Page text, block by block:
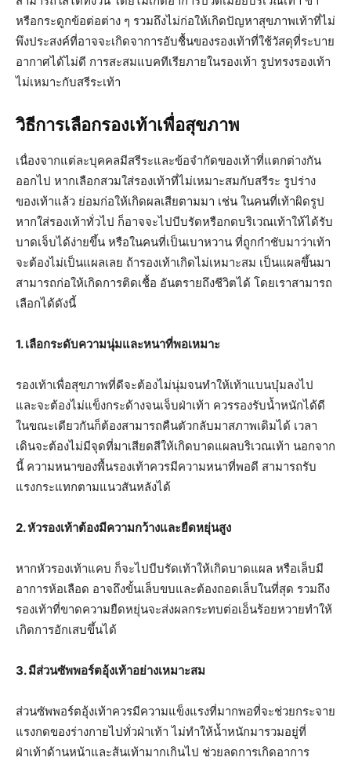
หรือกระดูกข้อต่อต่าง ๆ รวมถึงไม่ก่อให้เกิดปัญหาสุขภาพเท้าที่ไม่
พึงประสงค์ที่อาจจะเกิดจาการอับชื้นของรองเท้าที่ใช้วัสดุที่ระบาย
อากาศได้ไม่ดี การสะสมแบคทีเรียภายในรองเท้า รูปทรงรองเท้า
ไม่เหมาะกับสรีระเท้า
วิธีการเลือกรองเท้าเพื่อสุขภาพ
เนื่องจากแต่ละบุคคลมีสรีระและข้อจำกัดของเท้าที่แตกต่างกัน
ออกไป หากเลือกสวมใส่รองเท้าที่ไม่เหมาะสมกับสรีระ รูปร่าง
ของเท้าแล้ว ย่อมก่อให้เกิดผลเสียตามมา เช่น ในคนที่เท้าผิดรูป
หากใส่รองเท้าทั่วไป ก็อาจจะไปบีบรัดหรือกดบริเวณเท้าให้ได้รับ
บาดเจ็บได้ง่ายขึ้น หรือในคนที่เป็นเบาหวาน ที่ถูกกำชับมาว่าเท้า
จะต้องไม่เป็นแผลเลย ถ้ารองเท้าเกิดไม่เหมาะสม เป็นแผลขึ้นมา
สามารถก่อให้เกิดการติดเชื้อ อันตรายถึงชีวิตได้ โดยเราสามารถ
เลือกได้ดังนี้
1. เลือกระดับความนุ่มและหนาที่พอเหมาะ
รองเท้าเพื่อสุขภาพที่ดีจะต้องไม่นุ่มจนทำให้เท้าแบนบุ๋มลงไป
และจะต้องไม่แข็งกระด้างจนเจ็บฝ่าเท้า ควรรองรับน้ำหนักได้ดี
ในขณะเดียวกันก็ต้องสามารถคืนตัวกลับมาสภาพเดิมได้ เวลา
เดินจะต้องไม่มีจุดที่มาเสียดสีให้เกิดบาดแผลบริเวณเท้า นอกจาก
นี้ ความหนาของพื้นรองเท้าควรมีความหนาที่พอดี สามารถรับ
แรงกระแทกตามแนวสันหลังได้
2. หัวรองเท้าต้องมีความกว้างและยืดหยุ่นสูง
หากหัวรองเท้าแคบ ก็จะไปบีบรัดเท้าให้เกิดบาดแผล หรือเล็บมี
อาการห้อเลือด อาจถึงขั้นเล็บขบและต้องถอดเล็บในที่สุด รวมถึง
รองเท้าที่ขาดความยืดหยุ่นจะส่งผลกระทบต่อเอ็นร้อยหวายทำให้
เกิดการอักเสบขึ้นได้
3. มีส่วนซัพพอร์ตอุ้งเท้าอย่างเหมาะสม
ส่วนซัพพอร์ตอุ้งเท้าควรมีความแข็งแรงที่มากพอที่จะช่วยกระจาย
แรงกดของร่างกายไปทั่วฝ่าเท้า ไม่ทำให้น้ำหนักมารวมอยู่ที่
ฝ่าเท้าด้านหน้าและส้นเท้ามากเกินไป ช่วยลดการเกิดอาการ